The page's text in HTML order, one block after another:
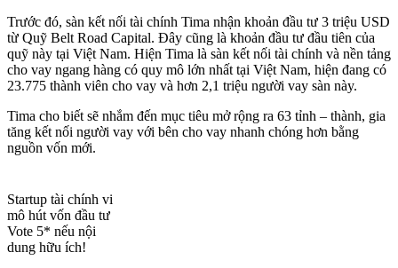
Trước đó, sàn kết nối tài chính Tima nhận khoản đầu tư 3 triệu USD
từ Quỹ Belt Road Capital. Đây cũng là khoản đầu tư đầu tiên của
quỹ này tại Việt Nam. Hiện Tima là sàn kết nối tài chính và nền tảng
cho vay ngang hàng có quy mô lớn nhất tại Việt Nam, hiện đang có
23.775 thành viên cho vay và hơn 2,1 triệu người vay sàn này.
Tima cho biết sẽ nhắm đến mục tiêu mở rộng ra 63 tỉnh – thành, gia
tăng kết nối người vay với bên cho vay nhanh chóng hơn bằng
nguồn vốn mới.
Startup tài chính vi
mô hút vốn đầu tư
Vote 5* nếu nội
dung hữu ích!